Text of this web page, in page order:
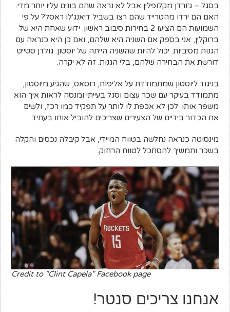
בסגל – ג'ורדן מקלופלין אבל לא נראה שהם בונים עליו יותר מדי.
האם הם ירדו מהטרייד שהם רצו בשביל דיאנג'לו ראסל? על פי
השמועות הם הציעו 2 בחירות סיבוב ראשון. ידוע שאחת היא של
ברוקלין, אני בספק אם השניה היא שלהם, ואם כן היא כנראה עם
הגנות מסיביות. יכול להיות שהשניה הייתה של יוסטון. גולדן סטייט
דורשת את הבחירה שלהם, בלי הגנות. זה לא יקרה.
בניגוד ליוסטון שמתמודדת על אליפות, רוסאס, שהגיע מיוסטון,
מתמודד בעיקר עם שכר עצום וסגל בעייתי ומנסה לראות איך הוא
משפר אותו. לכן לא אכפת לו לותר על תפקיד כמו רכז, ולשים
את הכדור בידיים של הצעירים שצריכים להוביל אותו בעתיד.
מינסוטה כנראה נחלשה בטווח המיידי, אבל קיבלה נכסים והקלה
בשכר ותמשיך להסתכל לטווח הרחוק.
Credit to "Clint Capela" Facebook page
אנחנו צריכים סנטר!